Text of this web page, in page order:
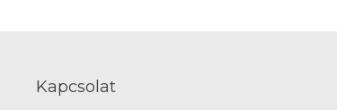
Kapcsolat